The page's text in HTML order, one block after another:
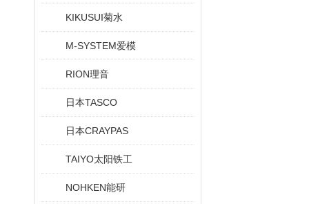
KIKUSUI菊水
M-SYSTEM爱模
RION理音
日本TASCO
日本CRAYPAS
TAIYO太阳铁工
NOHKEN能研